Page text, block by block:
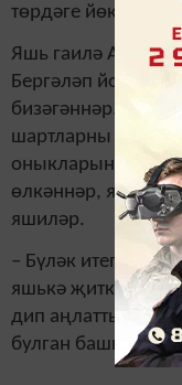
төрдәге йөк ташый.
Яшь гаилә
Бергәләп йорт-
бизәгәннәр. Өйдә
шартларны да
оныкларына
өлкәннәр,
яшиләр.
– Бүләк итеп 50
яшькә җиткәнче
дип аңлаттылар.
булган башка